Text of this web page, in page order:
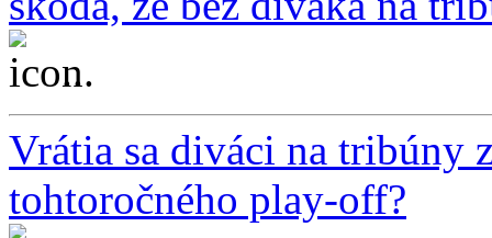
...
Vrátia sa diváci na tribúny
tohtoročného play-off?